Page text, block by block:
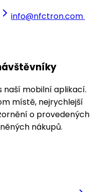
info@nfctron.com
naší mobilní aplikací.
místě, nejrychlejší
o provedených
nákupů.